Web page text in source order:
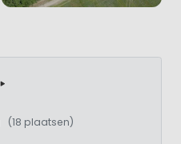
(18 plaatsen)